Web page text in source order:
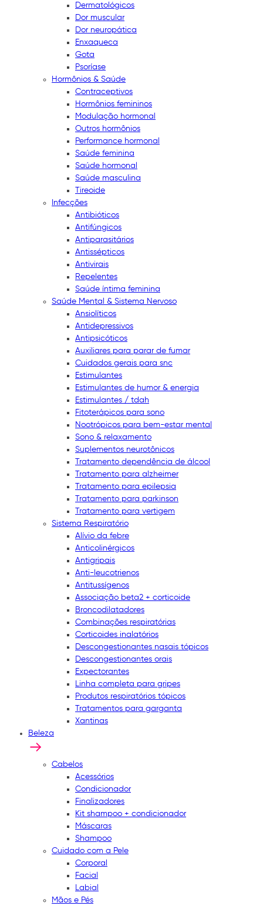
Dermatológicos
Dor muscular
Dor neuropática
Enxaqueca
Gota
Psoríase
Hormônios & Saúde
Contraceptivos
Hormônios femininos
Modulação hormonal
Outros hormônios
Performance hormonal
Saúde feminina
Saúde hormonal
Saúde masculina
Tireoide
Infecções
Antibióticos
Antifúngicos
Antiparasitários
Antissépticos
Antivirais
Repelentes
Saúde íntima feminina
Saúde Mental & Sistema Nervoso
Ansiolíticos
Antidepressivos
Antipsicóticos
Auxiliares para parar de fumar
Cuidados gerais para snc
Estimulantes
Estimulantes de humor & energia
Estimulantes / tdah
Fitoterápicos para sono
Nootrópicos para bem-estar mental
Sono & relaxamento
Suplementos neurotônicos
Tratamento dependência de álcool
Tratamento para alzheimer
Tratamento para epilepsia
Tratamento para parkinson
Tratamento para vertigem
Sistema Respiratório
Alívio da febre
Anticolinérgicos
Antigripais
Anti-leucotrienos
Antitussígenos
Associação beta2 + corticoide
Broncodilatadores
Combinações respiratórias
Corticoides inalatórios
Descongestionantes nasais tópicos
Descongestionantes orais
Expectorantes
Linha completa para gripes
Produtos respiratórios tópicos
Tratamentos para garganta
Xantinas
Beleza
Cabelos
Acessórios
Condicionador
Finalizadores
Kit shampoo + condicionador
Máscaras
Shampoo
Cuidado com a Pele
Corporal
Facial
Labial
Mãos e Pés